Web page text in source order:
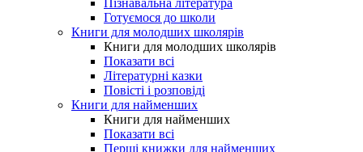
Пізнавальна література
Готуємося до школи
Книги для молодших школярів
Книги для молодших школярів
Показати всі
Літературні казки
Повісті і розповіді
Книги для найменших
Книги для найменших
Показати всі
Перші книжки для найменших